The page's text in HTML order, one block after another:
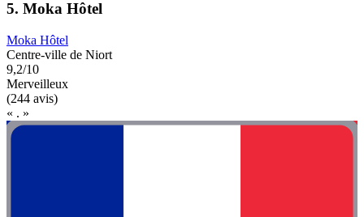
5. Moka Hôtel
Moka Hôtel
Centre-ville de Niort
9,2/10
Merveilleux
(244 avis)
« . »